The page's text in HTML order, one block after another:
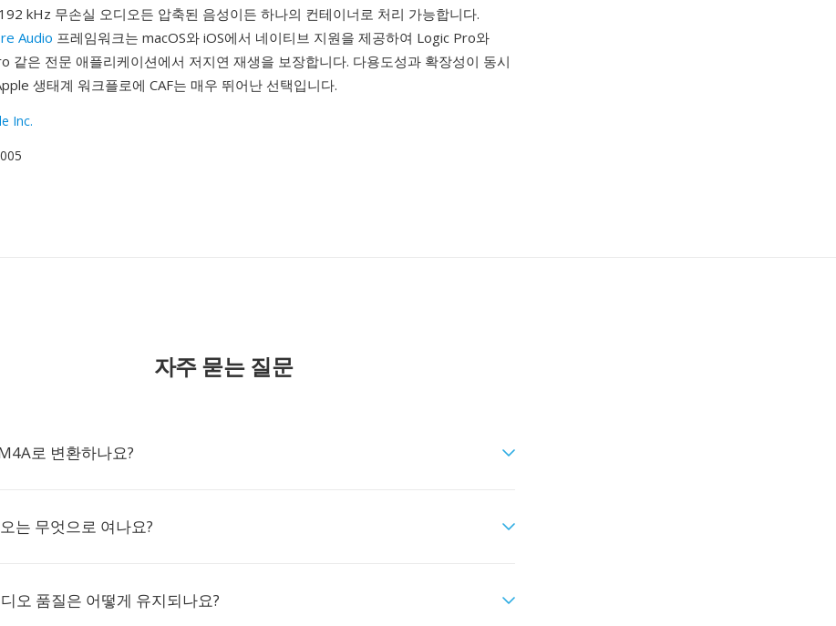
kHz 무손실 오디오든 압축된 음성이든 하나의 컨테이너로 처리 가능합니다.
Audio 프레임워크는 macOS와 iOS에서 네이티브 지원을 제공하여 Logic Pro와
같은 전문 애플리케이션에서 저지연 재생을 보장합니다. 다용도성과 확장성이 동시
생태계 워크플로에 CAF는 매우 뛰어난 선택입니다.
Inc.
자주 묻는 질문
로 변환하나요?
는 무엇으로 여나요?
오 품질은 어떻게 유지되나요?